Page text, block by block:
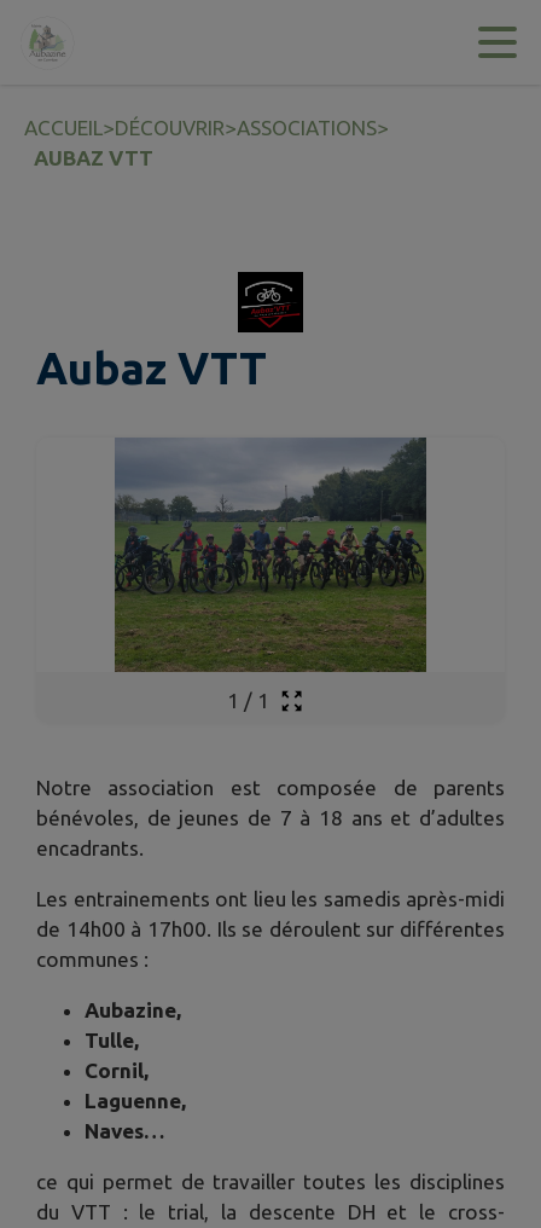
Contenu
ACCUEIL>DÉCOUVRIR>ASSOCIATIONS>
AUBAZ VTT
Aubaz VTT
1 / 1
Notre association est composée de parents
bénévoles, de jeunes de 7 à 18 ans et d’adultes
encadrants.
Les entrainements ont lieu les samedis après-midi
de 14h00 à 17h00. Ils se déroulent sur différentes
communes :
Aubazine,
Tulle,
Cornil,
Laguenne,
Naves…
ce qui permet de travailler toutes les disciplines
du VTT : le trial, la descente DH et le cross-